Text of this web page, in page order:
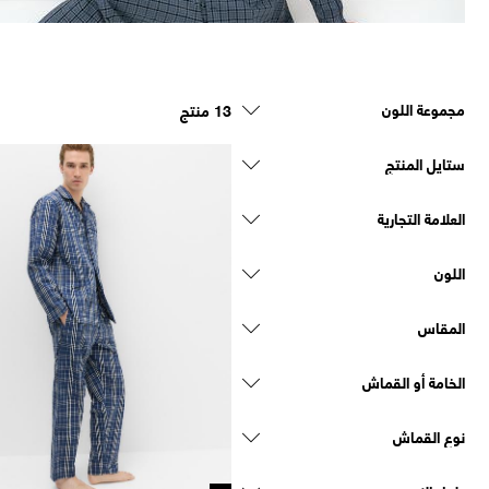
مجموعة اللون
ستايل المنتج
العلامة التجارية
اللون
المقاس
الخامة أو القماش
نوع القماش
13 منتج